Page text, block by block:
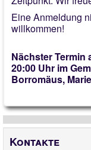
Eine Anmeldung
willkommen!
Nächster Termin
20:00 Uhr im
Borromäus,
Kontakte